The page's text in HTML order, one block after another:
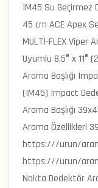
IM45 Su Geçirmez
45 cm ACE Apex
MULTI-FLEX Viper
Uyumlu 8.5″ x 11″
Arama Başlığı
(IM45) Impact
Arama Başlığı
Arama Özellikleri
https:///urun/
https:///urun/
Nokta Dedektör